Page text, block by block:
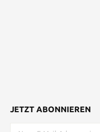
JETZT ABONNIEREN